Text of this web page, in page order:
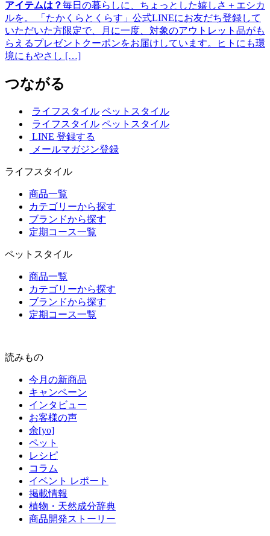
アイテムは？毎日の暮らしに、ちょっとした嬉しさ＋エシカ
ルを。 「たかくらとくらす」公式LINEにお友だち登録して
いただいた方限定で、月に一度、対象のアウトレット品がも
らえるプレゼントクーポンをお届けしています。ヒトにも環
境にもやさし […]
つながる
ライフスタイル ペットスタイル
ライフスタイル ペットスタイル
LINE 登録する
メールマガジン登録
ライフスタイル
商品一覧
カテゴリーから探す
ブランドから探す
定期コース一覧
ペットスタイル
商品一覧
カテゴリーから探す
ブランドから探す
定期コース一覧
読みもの
今月の新商品
キャンペーン
インタビュー
お客様の声
余[yo]
ペット
レシピ
コラム
イベント レポート
掲載情報
植物・天然成分辞典
商品開発ストーリー